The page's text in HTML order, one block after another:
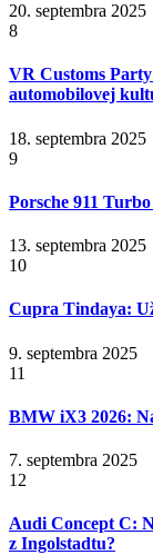
20. septembra 2025
8
VR Customs
automobilovej
18. septembra 2025
9
Porsche 911
13. septembra 2025
10
Cupra Tindaya:
9. septembra 2025
11
BMW iX3 2026:
7. septembra 2025
12
Audi Concept C:
z Ingolstadtu?